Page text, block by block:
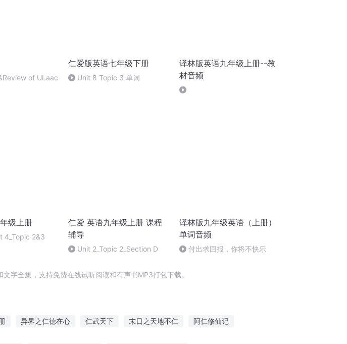
of UI.aac
仁爱版英语七年级下册
Unit 8 Topic 3 单词
译林版英语九年级上册--教
材音频
级上册
4_Topic 2&3
仁爱 英语九年级上册 课程
辅导
Unit 2_Topic 2_Section D
译林版九年级英语（上册）
单词音频
付出求回报，你将不快乐
字全集，支持免费在线试听阅读和有声书MP3打包下载。
异界之仁德在心 仁武天下 末日之天地不仁 阿仁修仙记